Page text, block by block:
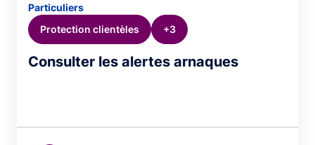
Consulter les alertes arnaques
Particuliers
Protection clientèles
+3